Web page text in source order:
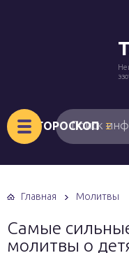
ГОРОСКОП
Главная Молитвы
Самые
молитвы о